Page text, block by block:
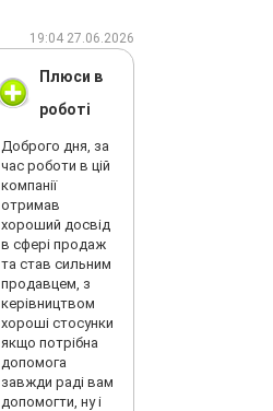
19:04 27.06.2026
Плюси в
роботі
Доброго дня, за
час роботи в цій
компанії
отримав
хороший досвід
в сфері продаж
та став сильним
продавцем, з
керівництвом
хороші стосунки
якщо потрібна
допомога
завжди раді вам
допомогти, ну і